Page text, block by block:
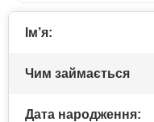
Ім’я:
Чим займається
Дата народження: